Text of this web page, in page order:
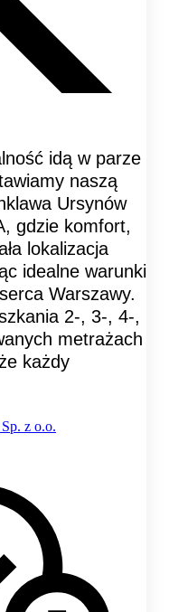
idą w parze
naszą
Ursynów
gdzie komfort,
lokalizacja
idealne warunki
Warszawy.
2-, 3-, 4-,
metrażach
każdy
z o.o.